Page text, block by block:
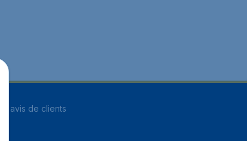
avis de clients